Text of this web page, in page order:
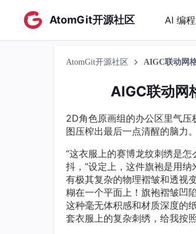
AtomGit开源社区 AI 编
AtomGit开源社区 AIGC联动网
AIGC联动网
2D角色原画组的办公区里气
图压榨出最后一点清醒的脑力。
“这衣服上的赛博龙纹刺绣是
抖，“设定上，这件旗袍是用
有极其复杂的物理褶皱和透视
糊在一个平面上！旗袍褶皱凹
这种毫无体积感和材质深度的
套衣服上的复杂刺绣，给我按